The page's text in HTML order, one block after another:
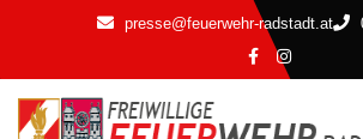
springen
presse@feuerwehr-radstadt.at